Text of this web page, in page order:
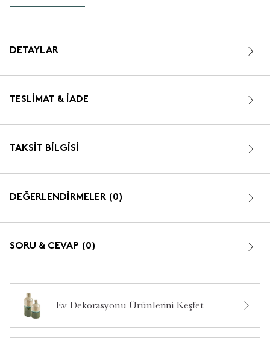
DETAYLAR
TESLIMAT & İADE
TAKSIT BILGISI
DEĞERLENDİRMELER (0)
SORU & CEVAP (0)
Ev Dekorasyonu Ürünlerini Keşfet